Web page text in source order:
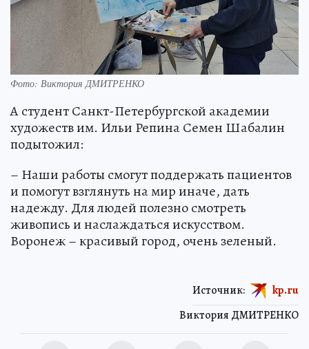
Фото: Виктория ДМИТРЕНКО
А студент Санкт-Петербургской академии
художеств им. Ильи Репина Семен Шабалин
подытожил:
– Наши работы смогут поддержать пациентов
и помогут взглянуть на мир иначе, дать
надежду. Для людей полезно смотреть
живопись и наслаждаться искусством.
Воронеж – красивый город, очень зеленый.
Виктория ДМИТРЕНКО
Источник: kp.ru